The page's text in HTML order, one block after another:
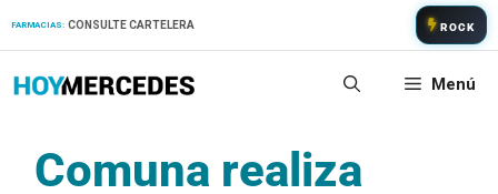
FARMACIAS: CONSULTE CARTELERA ROCK
Menú
Comuna realiza